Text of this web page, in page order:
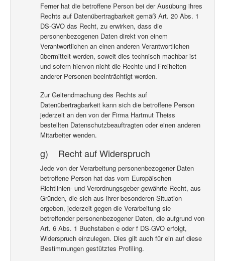
Ferner hat die betroffene Person bei der Ausübung ihres
Rechts auf Datenübertragbarkeit gemäß Art. 20 Abs. 1
DS-GVO das Recht, zu erwirken, dass die
personenbezogenen Daten direkt von einem
Verantwortlichen an einen anderen Verantwortlichen
übermittelt werden, soweit dies technisch machbar ist
und sofern hiervon nicht die Rechte und Freiheiten
anderer Personen beeinträchtigt werden.
Zur Geltendmachung des Rechts auf
Datenübertragbarkeit kann sich die betroffene Person
jederzeit an den von der Firma Hartmut Theiss
bestellten Datenschutzbeauftragten oder einen anderen
Mitarbeiter wenden.
g) Recht auf Widerspruch
Jede von der Verarbeitung personenbezogener Daten
betroffene Person hat das vom Europäischen
Richtlinien- und Verordnungsgeber gewährte Recht, aus
Gründen, die sich aus ihrer besonderen Situation
ergeben, jederzeit gegen die Verarbeitung sie
betreffender personenbezogener Daten, die aufgrund von
Art. 6 Abs. 1 Buchstaben e oder f DS-GVO erfolgt,
Widerspruch einzulegen. Dies gilt auch für ein auf diese
Bestimmungen gestütztes Profiling.